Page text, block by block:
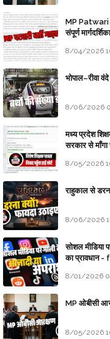
MP Patwari
संपूर्ण मार्गदर्शिका
8/04/2026
भोपाल–रीवा
8/06/2026
मध्य प्रदेश
सरकार से माँगा
8/05/2026
राहुकाल से
8/06/2026
सोशल मीडिया
का
8/01/2026
MP ओबीसी
8/05/2026